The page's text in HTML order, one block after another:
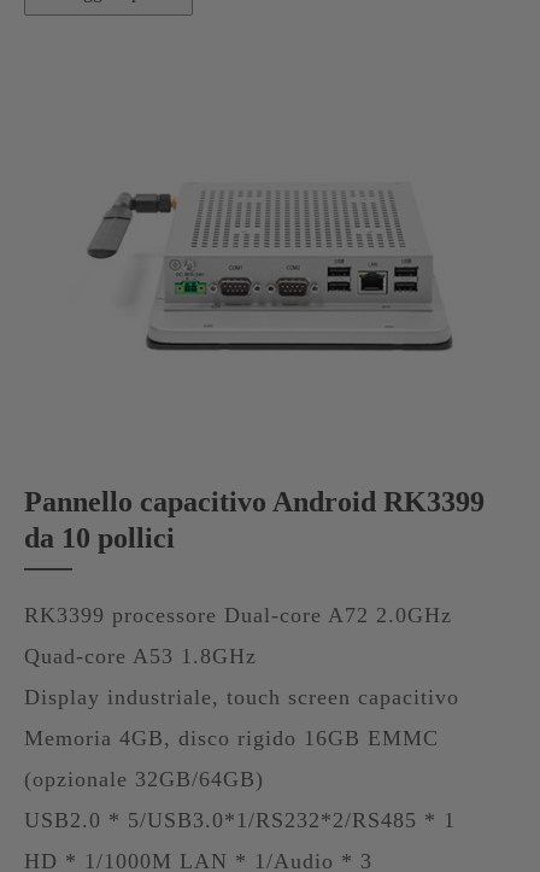
Pannello capacitivo Android RK3399
da 10 pollici
RK3399 processore Dual-core A72 2.0GHz
Quad-core A53 1.8GHz
Display industriale, touch screen capacitivo
Memoria 4GB, disco rigido 16GB EMMC
(opzionale 32GB/64GB)
USB2.0 * 5/USB3.0*1/RS232*2/RS485 * 1
HD * 1/1000M LAN * 1/Audio * 3